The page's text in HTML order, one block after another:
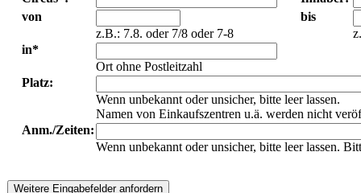
von
z.B.: 7.8. oder 7/8 oder 7-8
bis
in*
Ort ohne Postleitzahl
Platz:
Wenn unbekannt oder unsicher, bitte leer lassen.
Namen von Einkaufszentren u.ä. werden nicht
Anm./Zeiten:
Wenn unbekannt oder unsicher, bitte leer lassen.